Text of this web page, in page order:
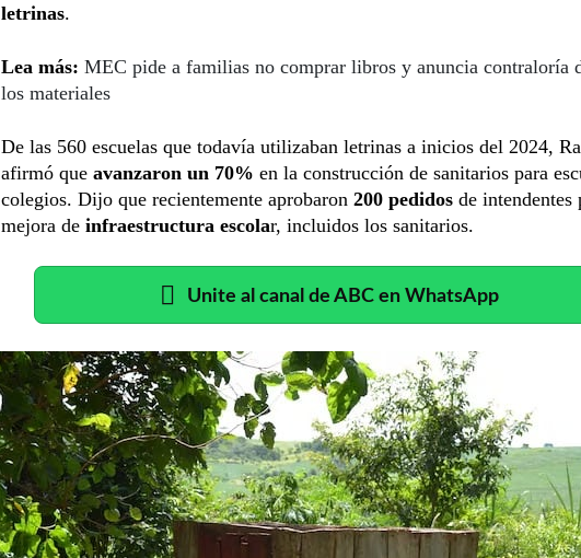
letrinas.
Lea más: MEC pide a familias no comprar libros y anuncia contraloría
los materiales
De las 560 escuelas que todavía utilizaban letrinas a inicios del 2024,
afirmó que avanzaron un 70% en la construcción de sanitarios para
colegios. Dijo que recientemente aprobaron 200 pedidos de intendentes
mejora de infraestructura escolar, incluidos los sanitarios.
Unite al canal de ABC en WhatsApp